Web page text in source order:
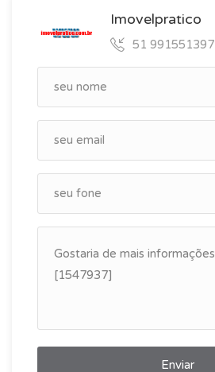
Imovelpratico
51 991551397
Enviar